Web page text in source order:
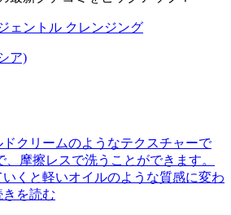
ェントル クレンジング
ア)
クリームのようなテクスチャーで
摩擦レスで洗うことができます。
くと軽いオイルのような質感に変わ
きを読む